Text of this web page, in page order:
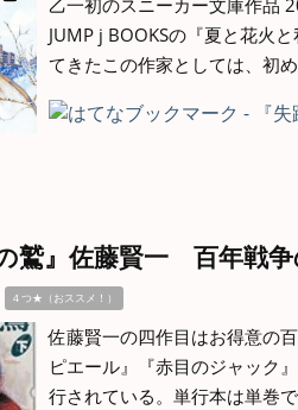
乙一初のスニーカー文庫作品
JUMP j BOOKSの『夏と花火
てきたこの作家としては、初
の鷲』佐藤賢一 百年戦
４つ★（おススメ！）
佐藤賢一の四作目はお得意の
ピエール』『赤目のジャック
行されている。単行本は単巻